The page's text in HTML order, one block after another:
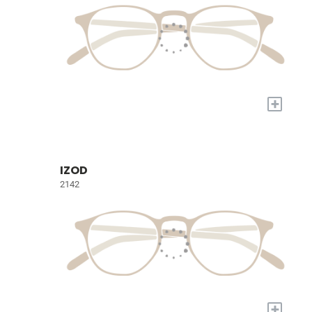
+
IZOD
2142